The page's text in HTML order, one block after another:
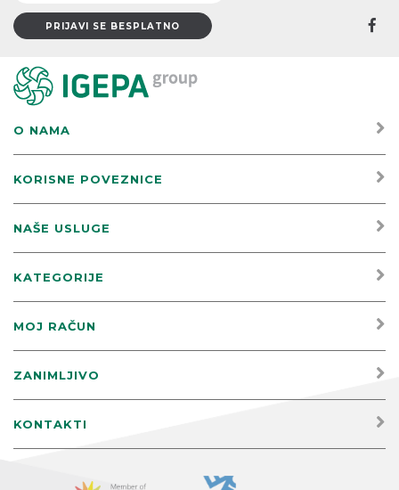
O NAMA
KORISNE POVEZNICE
NAŠE USLUGE
KATEGORIJE
MOJ RAČUN
ZANIMLJIVO
KONTAKTI